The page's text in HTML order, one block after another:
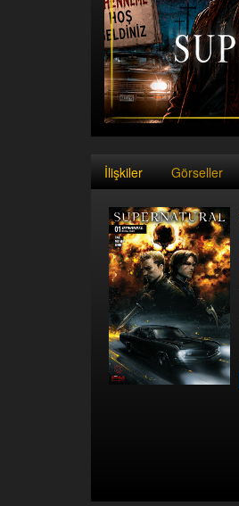
İlişkiler Görseller